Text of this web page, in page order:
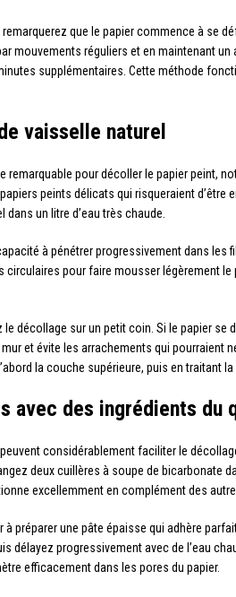
que le papier commence à se
mouvements réguliers et en maintenant
supplémentaires. Cette méthode
vaisselle naturel
remarquable pour décoller le papier peint,
peints délicats qui risqueraient
un litre d’eau très chaude.
à pénétrer progressivement dans
circulaires pour faire mousser légèrement
décollage sur un petit coin. Si le papier
et évite les arrachements qui
la couche supérieure, puis en
avec des ingrédients du
considérablement faciliter le
deux cuillères à soupe de bicarbonate
excellemment en complément des
préparer une pâte épaisse qui adhère
délayez progressivement avec de l’eau
efficacement dans les pores du papier.